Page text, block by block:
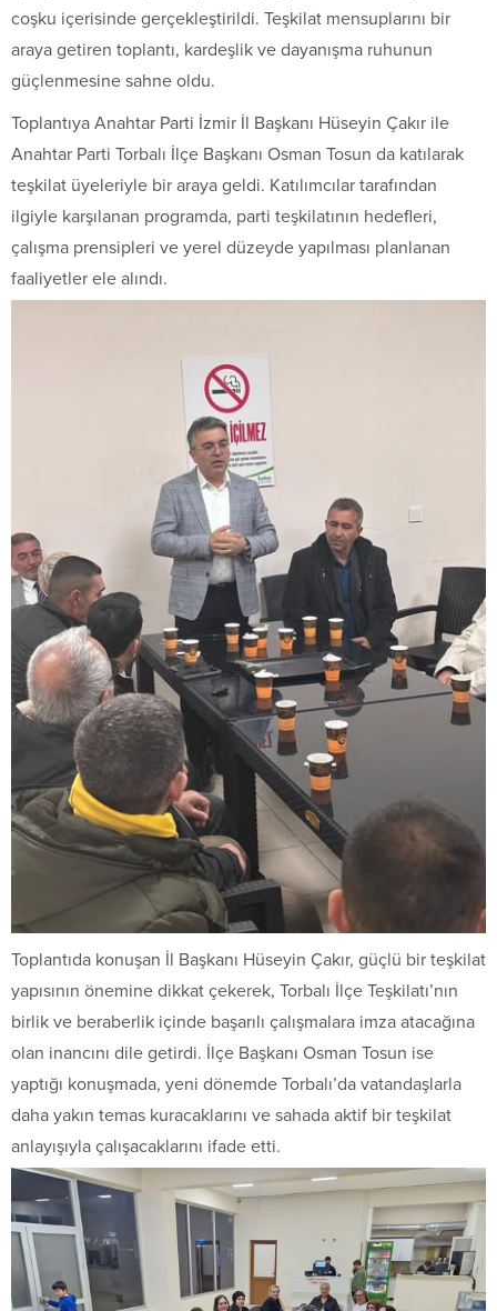
coşku içerisinde gerçekleştirildi. Teşkilat mensuplarını bir
araya getiren toplantı, kardeşlik ve dayanışma ruhunun
güçlenmesine sahne oldu.
Toplantıya Anahtar Parti İzmir İl Başkanı Hüseyin Çakır ile
Anahtar Parti Torbalı İlçe Başkanı Osman Tosun da katılarak
teşkilat üyeleriyle bir araya geldi. Katılımcılar tarafından
ilgiyle karşılanan programda, parti teşkilatının hedefleri,
çalışma prensipleri ve yerel düzeyde yapılması planlanan
faaliyetler ele alındı.
Toplantıda konuşan İl Başkanı Hüseyin Çakır, güçlü bir teşkilat
yapısının önemine dikkat çekerek, Torbalı İlçe Teşkilatı’nın
birlik ve beraberlik içinde başarılı çalışmalara imza atacağına
olan inancını dile getirdi. İlçe Başkanı Osman Tosun ise
yaptığı konuşmada, yeni dönemde Torbalı’da vatandaşlarla
daha yakın temas kuracaklarını ve sahada aktif bir teşkilat
anlayışıyla çalışacaklarını ifade etti.